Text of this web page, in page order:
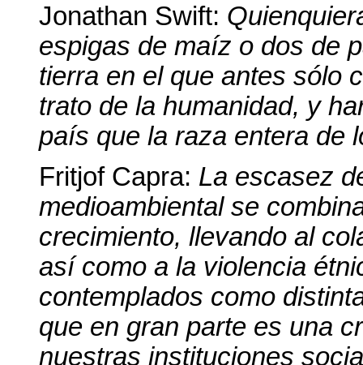
Jonathan Swift:
espigas de maíz o dos de
tierra en el que antes sólo
trato de la humanidad, y
país que la raza entera de
Fritjof Capra: La escasez
medioambiental se
crecimiento, llevando al
así como a la violencia
contemplados como
que en gran parte es una
nuestras instituciones